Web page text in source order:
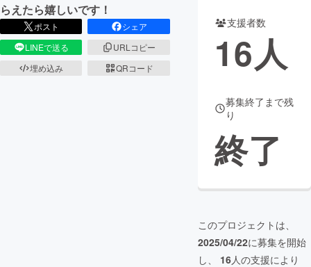
CAMPFIRE for Social Good CAMPFIRE Creation
CAMPFIREふるさと納税
コミュニティ
らえたら嬉しいです！
ポスト
シェア
LINEで送る
URLコピー
埋め込み
QRコード
支援者数
16人
募集終了まで残
り
終了
このプロジェクトは、
2025/04/22に募集を開始
し、 16人の支援により